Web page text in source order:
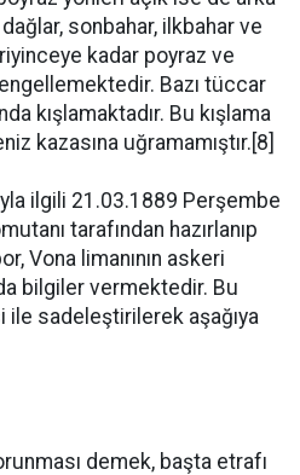
sonbahar, ilkbahar ve
kadar poyraz ve
Bazı tüccar
kışlamaktadır. Bu kışlama
kazasına uğramamıştır.[8]
ilgili 21.03.1889 Perşembe
tarafından hazırlanıp
Vona limanının askeri
bilgiler vermektedir. Bu
sadeleştirilerek aşağıya
demek, başta etrafı